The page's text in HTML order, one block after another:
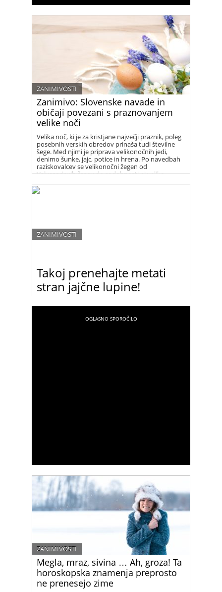
Zanimivo: Slovenske navade in
običaji povezani s praznovanjem
velike noči
ZANIMIVOSTI
Velika noč, ki je za kristjane največji praznik, poleg
posebnih verskih obredov prinaša tudi številne
šege. Med njimi je priprava velikonočnih jedi,
denimo šunke, jajc, potice in hrena. Po navedbah
raziskovalcev se velikonočni žegen od
Valvasorjevih časov do sodobnosti ni veliko
Takoj prenehajte metati
stran jajčne lupine!
ZANIMIVOSTI
Megla, mraz, sivina … Ah, groza! Ta
horoskopska znamenja preprosto
ne prenesejo zime
ZANIMIVOSTI